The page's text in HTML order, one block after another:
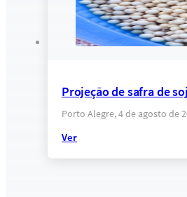
Projeção de safra de
Porto Alegre, 4 de agosto de
Ver